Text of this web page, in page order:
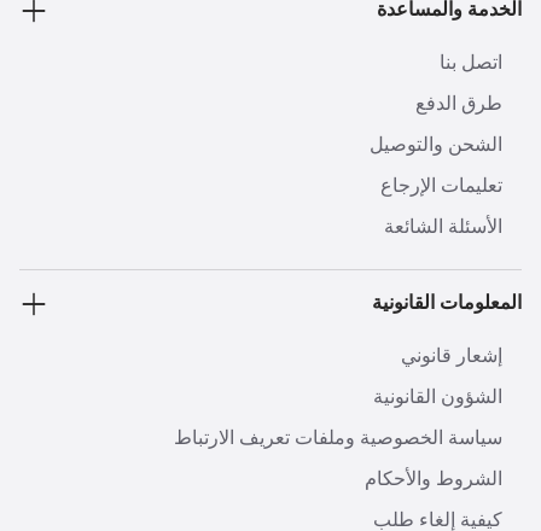
الخدمة والمساعدة
اتصل بنا
طرق الدفع
الشحن والتوصيل
تعليمات الإرجاع
الأسئلة الشائعة
المعلومات القانونية
إشعار قانوني
الشؤون القانونية
سياسة الخصوصية وملفات تعريف الارتباط
الشروط والأحكام
كيفية إلغاء طلب